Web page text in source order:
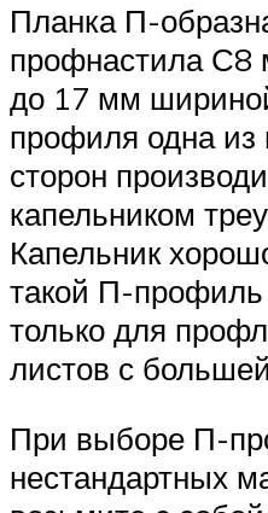
Планка П-
профнастила С8
до 17 мм
профиля одна из
сторон
капельником
Капельник
такой П-профиль
только для
листов с
При выборе П-
нестандартных